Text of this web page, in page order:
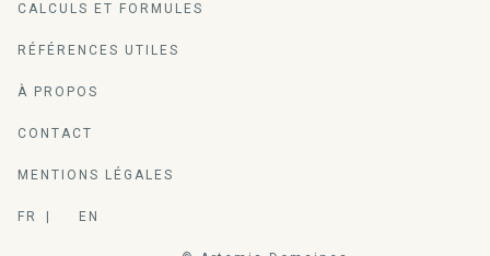
CALCULS ET FORMULES
RÉFÉRENCES UTILES
À PROPOS
CONTACT
MENTIONS LÉGALES
FR EN